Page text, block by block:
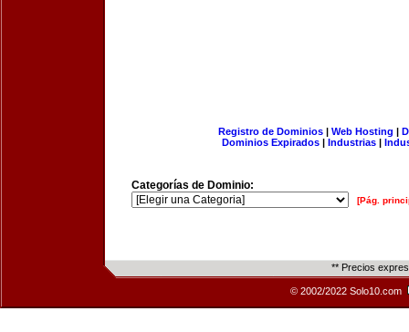
Registro de Dominios| Web Hosting |
Dominios Expirados | Industrias |
Categorías de Dominio:
[Pág.
** Precios
© 2002/2022 Solo10.com